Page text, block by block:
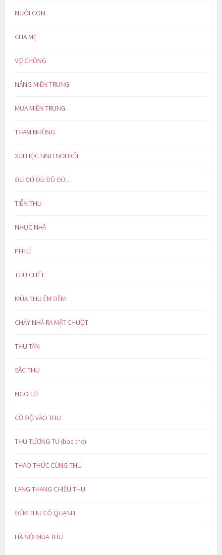
NUÔI CON
CHA MẸ
VỢ CHỒNG
NẮNG MIỀN TRUNG
MƯA MIỀN TRUNG
THAM NHŨNG
XÚI HỌC SINH NÓI DỐI
ĐU ĐÚ ĐÙ ĐŨ ĐỦ…
TIỄN THU
NHỤC NHÃ
PHI LÍ
THU CHẾT
MÙA THU ÊM ĐỀM
CHÁY NHÀ RA MẶT CHUỘT
THU TÀN
SẮC THU
NGÓ LƠ
CỔ ĐỘ VÀO THU
THU TƯƠNG TƯ (hoạ thơ)
THAO THỨC CÙNG THU
LANG THANG CHIỀU THU
ĐÊM THU CÔ QUẠNH
HÀ NỘI MÙA THU